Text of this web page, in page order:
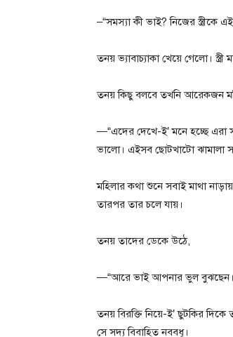
–“সমস্যা কী ভাই? নিজের স্ত্রীকে
তনয় ভ্যাবাচ্যাকা খেয়ে গেলো। স্ত্রী
তনয় কিছু বলবে তখনি আরেকজন
—“এদের দেখে-ই’ মনে হচ্ছে এরা
ভালো। এইসব ছোটখাটো ঝামালা
মহিলার কথা শুনে সবাই মাথা
তারপর তার চলে যায়।
তনয় তাদের ডেকে উঠে,
—“আরে ভাই আপনার ভুল বুঝছেন।
তনয় বিরক্তি নিয়ে-ই’ ছুটকির
সে সদ্য বিবাহিত নববধূ।